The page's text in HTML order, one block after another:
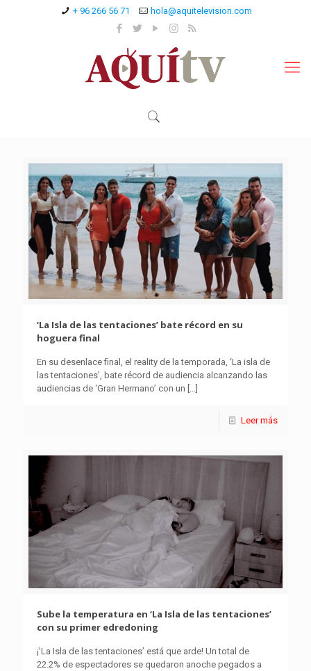
+ 96 266 56 71 hola@aquitelevision.com
‘La Isla de las tentaciones’ bate récord en su
hoguera final
En su desenlace final, el reality de la temporada, ‘La isla de
las tentaciones’, bate récord de audiencia alcanzando las
audiencias de ‘Gran Hermano’ con un […]
Leer más
Sube la temperatura en ‘La Isla de las tentaciones’
con su primer edredoning
¡’La Isla de las tentaciones’ está que arde! Un total de
22.2% de espectadores se quedaron anoche pegados a